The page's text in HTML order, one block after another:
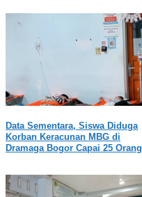
Data Sementara, Siswa Diduga
Korban Keracunan MBG di
Dramaga Bogor Capai 25 Orang